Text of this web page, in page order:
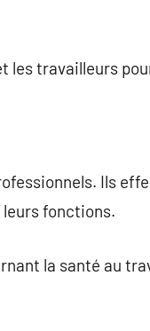
les travailleurs
Ils
leurs fonctions.
la santé au